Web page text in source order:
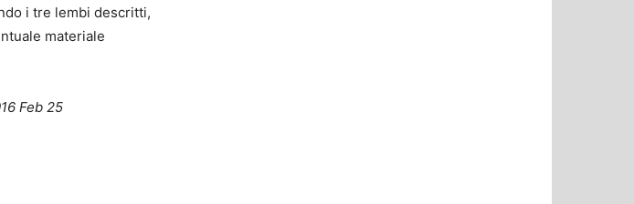
i tre lembi descritti,
materiale
Feb 25